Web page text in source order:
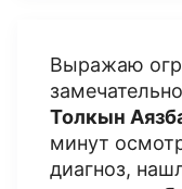
Выражаю
Толкын
минут
диагноз,